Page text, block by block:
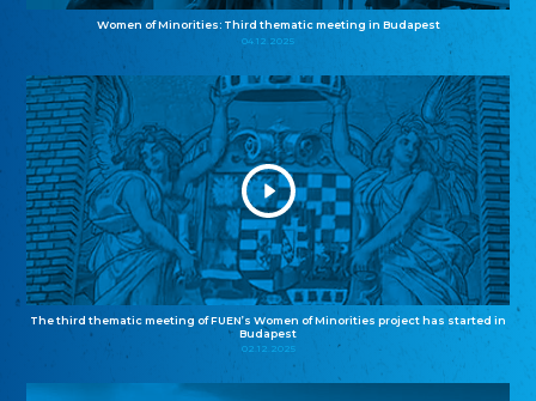
Women of Minorities: Third thematic meeting in Budapest
04.12.2025
The third thematic meeting of FUEN’s Women of Minorities project has started in
Budapest
02.12.2025